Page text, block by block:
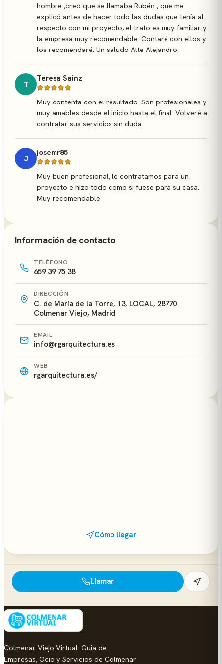
hombre ,creo que se llamaba Rubén , que me
explicó antes de hacer todo las dudas que tenía al
respecto con mi proyecto, el trato es muy familiar y
la empresa muy recomendable. Contaré con ellos y
los recomendaré. Un saludo Atte Alejandro
T
Teresa Sainz
Muy contenta con el resultado. Son profesionales y
muy amables desde el inicio hasta el final. Volveré a
contratar sus servicios sin duda
J
josemr85
Muy buen profesional, le contratamos para un
proyecto e hizo todo como si fuese para su casa.
Muy recomendable
Información de contacto
TELÉFONO
659 39 75 38
DIRECCIÓN
C. de María de la Torre, 13, LOCAL, 28770
Colmenar Viejo, Madrid
EMAIL
info@rgarquitectura.es
WEB
rgarquitectura.es/
Cómo llegar
Llamar
Colmenar Viejo Virtual: Guia de
Empresas, Ocio y Servicios de Colmenar